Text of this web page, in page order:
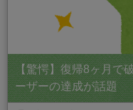
【驚愕】復帰8ヶ月で
ーザーの達成が話題